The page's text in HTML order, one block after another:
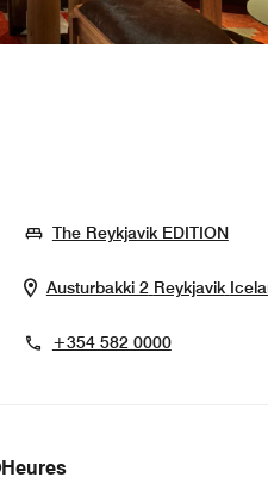
The Reykjavik EDITION
Austurbakki 2 Reykjavik
+354 582 0000
Heures